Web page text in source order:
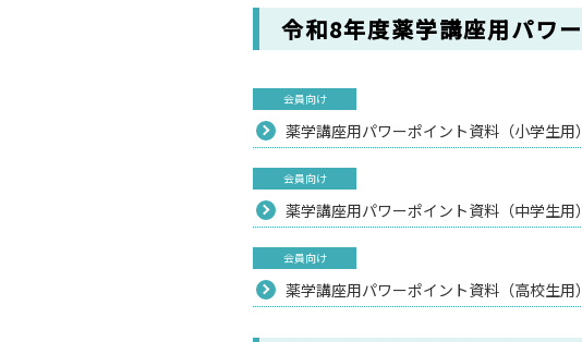
令和8年度薬学講座用パワ
会員向け
薬学講座用パワーポイント資料（小学生用
会員向け
薬学講座用パワーポイント資料（中学生用
会員向け
薬学講座用パワーポイント資料（高校生用